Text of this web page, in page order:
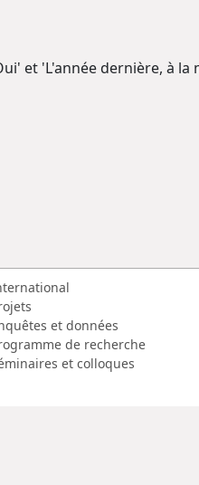
et 'L'année dernière, à la
et données
de recherche
et colloques